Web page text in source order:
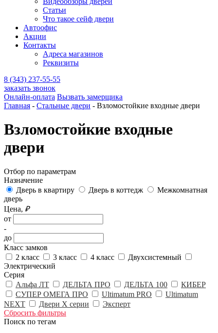
Статьи
Что такое сейф двери
Автоофис
Акции
Контакты
Адреса магазинов
Реквизиты
8 (343) 237-55-55
заказать звонок
Онлайн-оплата Вызвать замерщика
Главная - Стальные двери - Взломостойкие входные двери
Взломостойкие входные
двери
Отбор по параметрам
Назначение
Дверь в квартиру
Дверь в коттедж
Межкомнатная
дверь
Цена, ₽
от
-
до
Класс замков
2 класс
3 класс 4 класс
Двухсистемный
Электрический
Серия
Альфа ЛТ
ДЕЛЬТА ПРО ДЕЛЬТА 100
КИБЕР
СУПЕР ОМЕГА ПРО
Ultimatum PRO
Ultimatum
NEXT
Двери X серии
Эксперт
Сбросить фильтры
Поиск по тегам